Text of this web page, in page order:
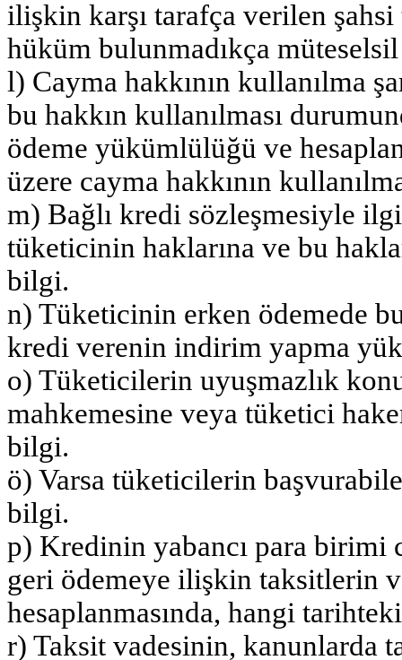
ilişkin karşı tarafça verilen
hüküm bulunmadıkça
l) Cayma hakkının kullanılma
bu hakkın kullanılması
ödeme yükümlülüğü ve
üzere cayma hakkının
m) Bağlı kredi sözleşmesiyle
tüketicinin haklarına ve bu
bilgi.
n) Tüketicinin erken ödemede
kredi verenin indirim yapma
o) Tüketicilerin uyuşmazlık
mahkemesine veya tüketici
bilgi.
ö) Varsa tüketicilerin
bilgi.
p) Kredinin yabancı para birimi
geri ödemeye ilişkin taksitlerin
hesaplanmasında, hangi
r) Taksit vadesinin, kanunlarda